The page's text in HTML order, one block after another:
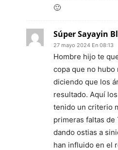
🙂
Súper Sayayin
27 mayo 2024 En 08:13
Hombre hijo te
copa que no hubo
diciendo que los
resultado. Aquí
tenido un criterio
primeras faltas de
dando ostias a
han influido en el